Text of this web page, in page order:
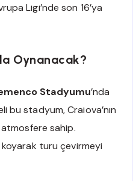
Ligi’nde son 16’ya
Oynanacak?
Stadyumu’nda
stadyum, Craiova’nın
sahip.
koyarak turu çevirmeyi